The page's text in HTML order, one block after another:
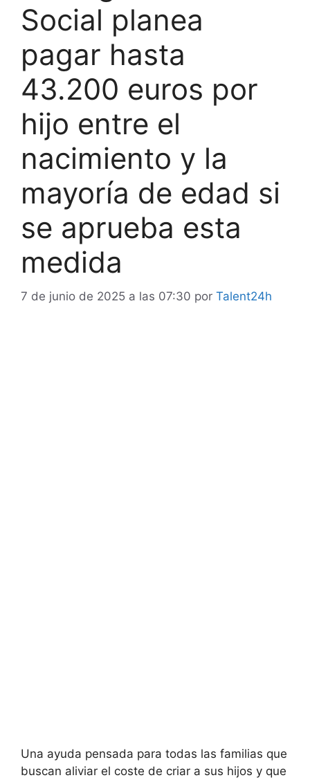
Social planea
pagar hasta
43.200 euros por
hijo entre el
nacimiento y la
mayoría de edad si
se aprueba esta
medida
7 de junio de 2025 a las 07:30 por Talent24h
Una ayuda pensada para todas las familias que
buscan aliviar el coste de criar a sus hijos y que